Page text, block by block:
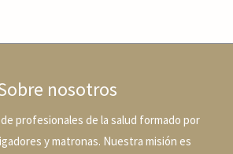
nosotros
profesionales de la salud formado por
y matronas. Nuestra misión es